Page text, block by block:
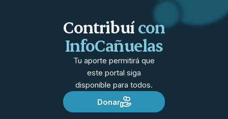
Contribuícon
InfoCañuelas
Tu aporte permitirá que
este portal siga
disponible para todos.
Donar